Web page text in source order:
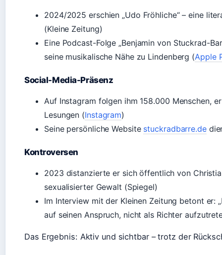
2024/2025 erschien „Udo Fröhliche“ – eine
(Kleine Zeitung)
Eine Podcast-Folge „Benjamin von Stuckrad-
seine musikalische Nähe zu Lindenberg (Apple
Social-Media-Präsenz
Auf Instagram folgen ihm 158.000 Menschen,
Lesungen (Instagram)
Seine persönliche Website stuckradbarre.de
Kontroversen
2023 distanzierte er sich öffentlich von
sexualisierter Gewalt (Spiegel)
Im Interview mit der Kleinen Zeitung betont er:
auf seinen Anspruch, nicht als Richter
Das Ergebnis: Aktiv und sichtbar – trotz der